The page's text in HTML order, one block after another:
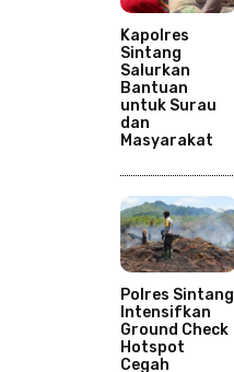
Kapolres
Sintang
Salurkan
Bantuan
untuk Surau
dan
Masyarakat
Polres Sintang
Intensifkan
Ground Check
Hotspot
Cegah